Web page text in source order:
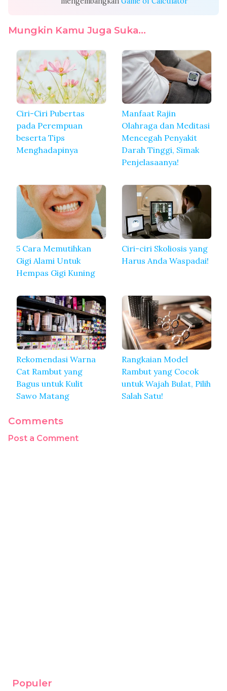
Mungkin Kamu Juga Suka...
Ciri-Ciri Pubertas
pada Perempuan
beserta Tips
Menghadapinya
Manfaat Rajin
Olahraga dan Meditasi
Mencegah Penyakit
Darah Tinggi, Simak
Penjelasaanya!
5 Cara Memutihkan
Gigi Alami Untuk
Hempas Gigi Kuning
Ciri-ciri Skoliosis yang
Harus Anda Waspadai!
Rekomendasi Warna
Cat Rambut yang
Bagus untuk Kulit
Sawo Matang
Rangkaian Model
Rambut yang Cocok
untuk Wajah Bulat, Pilih
Salah Satu!
Comments
Post a Comment
Populer